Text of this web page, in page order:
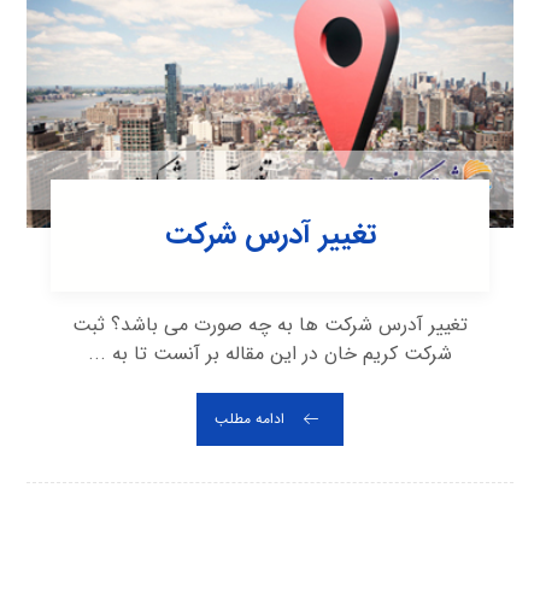
تغییر آدرس شرکت
تغییر آدرس شرکت ها به چه صورت می باشد؟ ثبت
شرکت کریم خان در این مقاله بر آنست تا به ...
ادامه مطلب